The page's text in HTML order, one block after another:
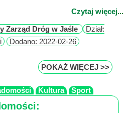
Czytaj więcej...
Zarząd Dróg w Jaśle
Dział:
Dodano: 2022-02-26
POKAŻ WIĘCEJ >>
Kultura Sport